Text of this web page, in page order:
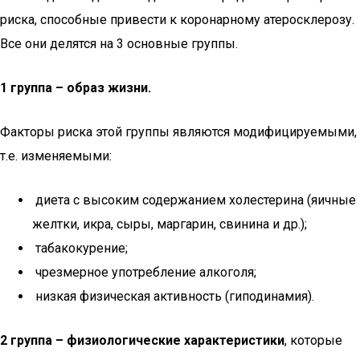
риска, способные привести к коронарному атеросклерозу.
Все они делятся на 3 основные группы.
1 группа – образ жизни.
Факторы риска этой группы являются модифицируемыми,
т.е. изменяемыми:
диета с высоким содержанием холестерина (яичные
желтки, икра, сыры, маргарин, свинина и др.);
табакокурение;
чрезмерное употребление алкоголя;
низкая физическая активность (гиподинамия).
2 группа – физиологические характеристики, которые